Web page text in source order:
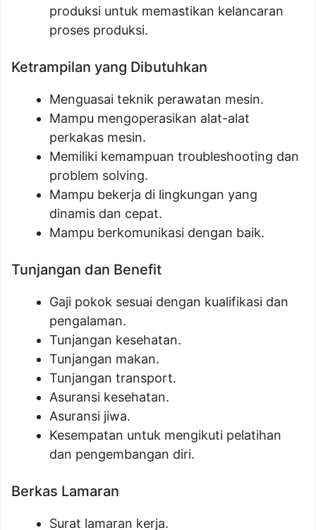
produksi untuk memastikan kelancaran
proses produksi.
Ketrampilan yang Dibutuhkan
Menguasai teknik perawatan mesin.
Mampu mengoperasikan alat-alat
perkakas mesin.
Memiliki kemampuan troubleshooting dan
problem solving.
Mampu bekerja di lingkungan yang
dinamis dan cepat.
Mampu berkomunikasi dengan baik.
Tunjangan dan Benefit
Gaji pokok sesuai dengan kualifikasi dan
pengalaman.
Tunjangan kesehatan.
Tunjangan makan.
Tunjangan transport.
Asuransi kesehatan.
Asuransi jiwa.
Kesempatan untuk mengikuti pelatihan
dan pengembangan diri.
Berkas Lamaran
Surat lamaran kerja.